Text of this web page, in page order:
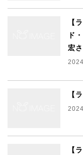
【
ド
宏
【
【